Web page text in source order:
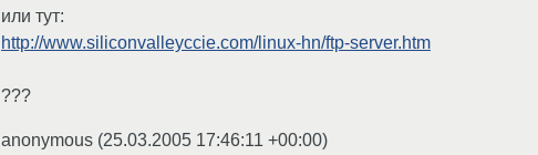
или тут:
http://www.siliconvalleyccie.com/linux-hn/ftp-server.htm
???
anonymous (25.03.2005 17:46:11 +00:00)